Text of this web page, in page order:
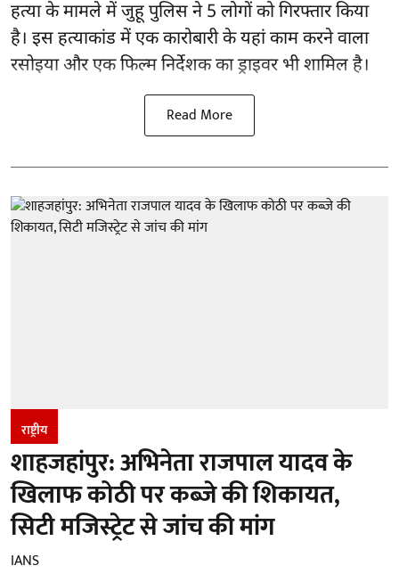
हत्या के मामले में जुहू पुलिस ने 5 लोगों को गिरफ्तार किया
है। इस हत्याकांड में एक कारोबारी के यहां काम करने वाला
रसोइया और एक फिल्म निर्देशक का ड्राइवर भी शामिल है।
Read More
राष्ट्रीय
शाहजहांपुर: अभिनेता राजपाल यादव के
खिलाफ कोठी पर कब्जे की शिकायत,
सिटी मजिस्ट्रेट से जांच की मांग
IANS